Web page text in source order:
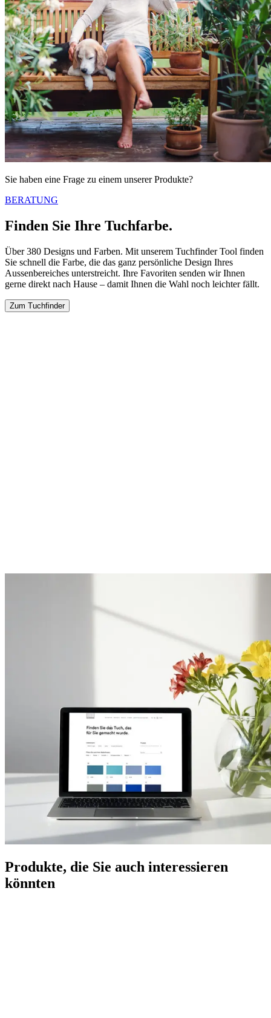
Sie haben eine Frage zu einem unserer Produkte?
BERATUNG
Finden Sie Ihre Tuchfarbe.
Über 380 Designs und Farben. Mit unserem Tuchfinder Tool finden
Sie schnell die Farbe, die das ganz persönliche Design Ihres
Aussenbereiches unterstreicht. Ihre Favoriten senden wir Ihnen
gerne direkt nach Hause – damit Ihnen die Wahl noch leichter fällt.
Zum Tuchfinder
Produkte, die Sie auch interessieren
könnten